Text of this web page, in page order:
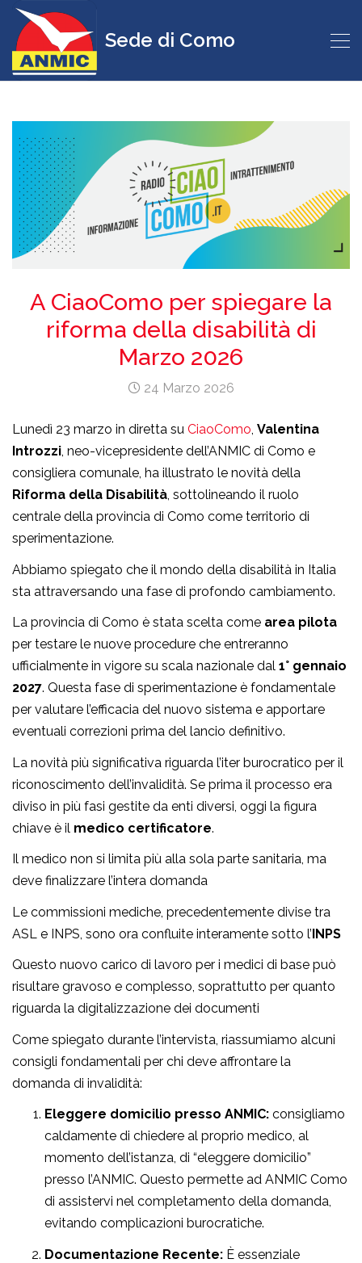
Sede di Como
A CiaoComo per spiegare la
riforma della disabilità di
Marzo 2026
24 Marzo 2026
Lunedì 23 marzo in diretta su CiaoComo, Valentina
Introzzi, neo-vicepresidente dell’ANMIC di Como e
consigliera comunale, ha illustrato le novità della
Riforma della Disabilità, sottolineando il ruolo
centrale della provincia di Como come territorio di
sperimentazione.
Abbiamo spiegato che il mondo della disabilità in Italia
sta attraversando una fase di profondo cambiamento.
La provincia di Como è stata scelta come area pilota
per testare le nuove procedure che entreranno
ufficialmente in vigore su scala nazionale dal 1° gennaio
2027. Questa fase di sperimentazione è fondamentale
per valutare l’efficacia del nuovo sistema e apportare
eventuali correzioni prima del lancio definitivo.
La novità più significativa riguarda l’iter burocratico per il
riconoscimento dell’invalidità. Se prima il processo era
diviso in più fasi gestite da enti diversi, oggi la figura
chiave è il medico certificatore.
Il medico non si limita più alla sola parte sanitaria, ma
deve finalizzare l’intera domanda
Le commissioni mediche, precedentemente divise tra
ASL e INPS, sono ora confluite interamente sotto l’INPS
Questo nuovo carico di lavoro per i medici di base può
risultare gravoso e complesso, soprattutto per quanto
riguarda la digitalizzazione dei documenti
Come spiegato durante l’intervista, riassumiamo alcuni
consigli fondamentali per chi deve affrontare la
domanda di invalidità:
Eleggere domicilio presso ANMIC: consigliamo
caldamente di chiedere al proprio medico, al
momento dell’istanza, di “eleggere domicilio”
presso l’ANMIC. Questo permette ad ANMIC Como
di assistervi nel completamento della domanda,
evitando complicazioni burocratiche.
Documentazione Recente: È essenziale